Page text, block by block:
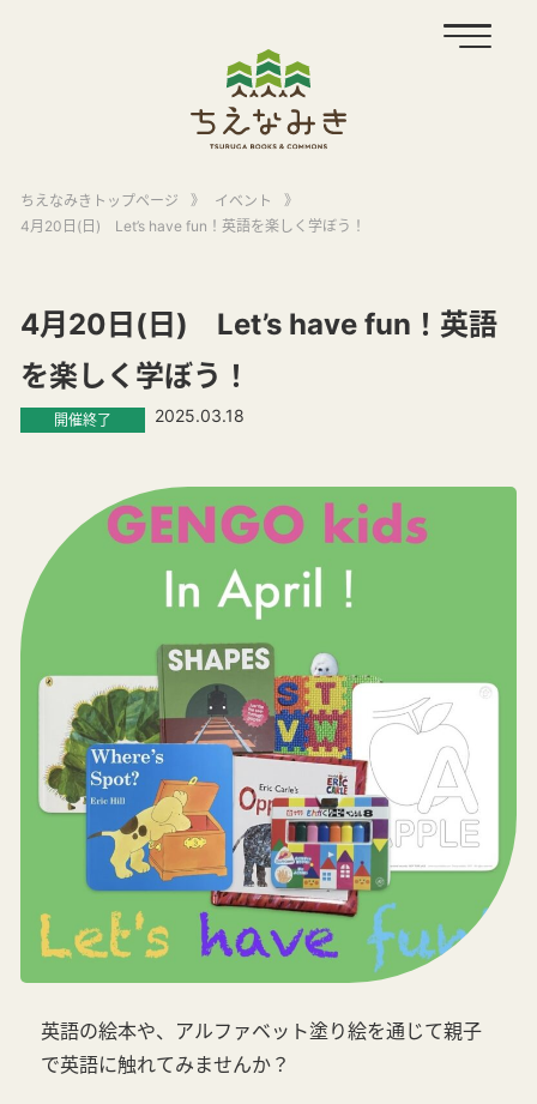
ちえなみきトップページ 》 イベント
》
4月20日(日) Let’s have fun！英語を楽しく学ぼう！
4月20日(日) Let’s have fun！英語
を楽しく学ぼう！
開催終了 2025.03.18
英語の絵本や、アルファベット塗り絵を通じて親子
で英語に触れてみませんか？